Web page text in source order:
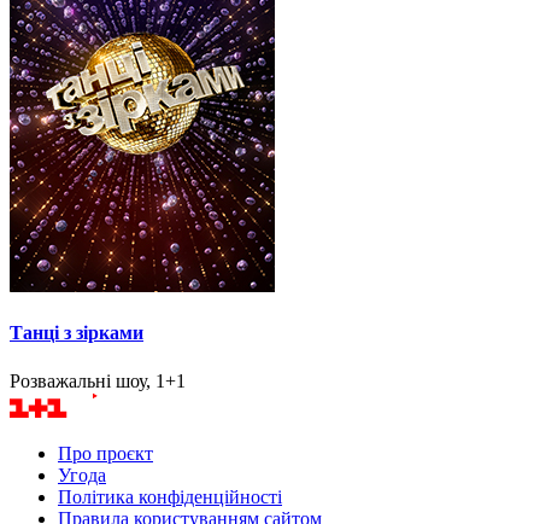
Танці з зірками
Розважальні шоу, 1+1
Про проєкт
Угода
Політика конфіденційності
Правила користуванням сайтом